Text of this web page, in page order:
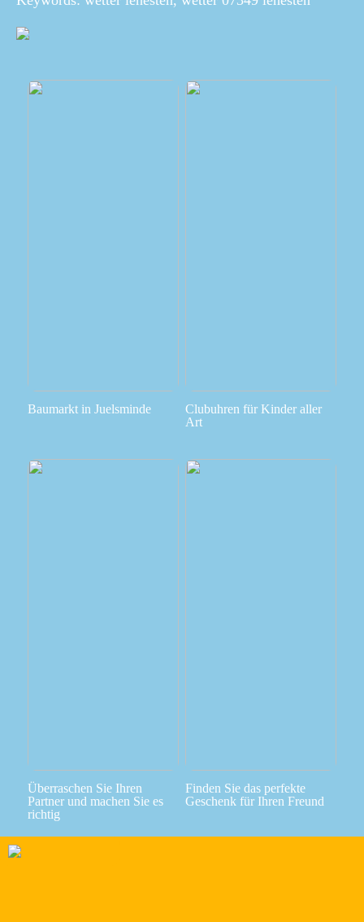
Baumarkt in Juelsminde
Clubuhren für Kinder aller
Art
Überraschen Sie Ihren
Partner und machen Sie es
richtig
Finden Sie das perfekte
Geschenk für Ihren Freund